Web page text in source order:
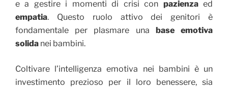
e a gestire i momenti di crisi con pazienzaed
empatia. Questo ruolo attivo dei genitori è
fondamentale per plasmare una base emotiva
solida nei bambini.
Coltivare l’intelligenza emotiva nei bambini è un
investimento prezioso per il loro benessere, sia